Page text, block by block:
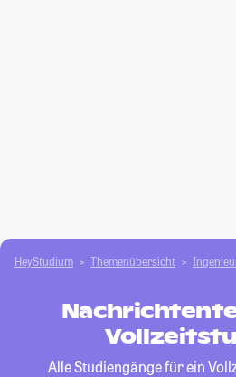
HeyStudium Themenübersicht
Alle Studiengänge für ein